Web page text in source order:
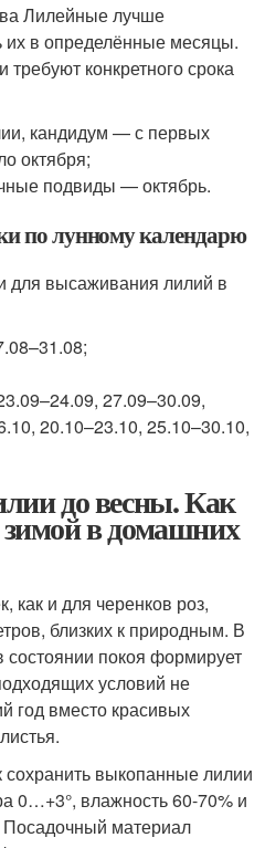
Лилейные лучше
их в определённые месяцы.
конкретного срока
кандидум — с первых
октября;
подвиды — октябрь.
по лунному календарю
для высаживания лилий в
27.09–30.09,
20.10–23.10, 25.10–30.10,
до весны. Как
в домашних
как и для черенков роз,
близких к природным. В
покоя формирует
условий не
год вместо красивых
выкопанные лилии
0…+3°, влажность 60-70% и
Посадочный материал